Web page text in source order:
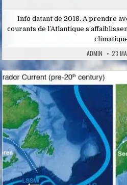
Info datant de 2018. A prendre
courants de l’Atlantique
ADMIN 23
Posted
in